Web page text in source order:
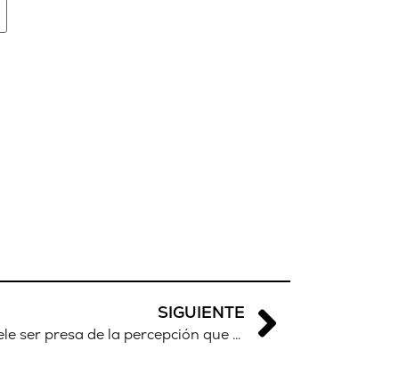
SIGUIENTE
Jean-Arsène Yao: «África suele ser presa de la percepción que de ella se hace la gente»